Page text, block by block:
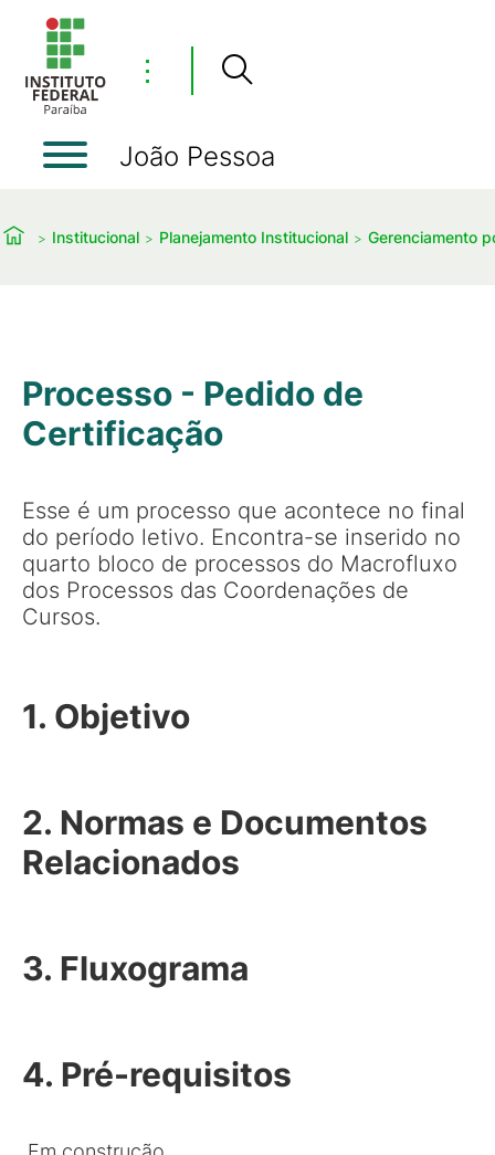
⋮
João Pessoa
Institucional Planejamento Institucional Gerenciamento
Processo - Pedido de
Certificação
Esse é um processo que acontece no final
do período letivo. Encontra-se inserido no
quarto bloco de processos do Macrofluxo
dos Processos das Coordenações de
Cursos.
1. Objetivo
2. Normas e Documentos
Relacionados
3. Fluxograma
4. Pré-requisitos